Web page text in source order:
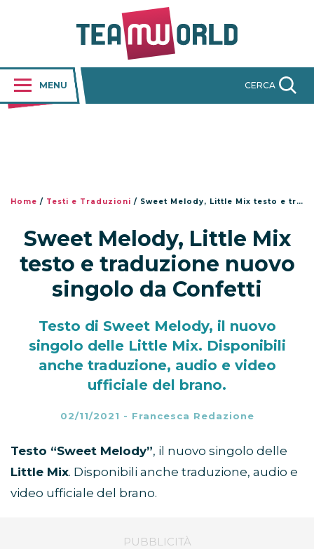
MENU CERCA
Home / Testi e Traduzioni / Sweet Melody, Little Mix testo e traduzione nuovo singolo da Confetti
Sweet Melody, Little Mix
testo e traduzione nuovo
singolo da Confetti
Testo di Sweet Melody, il nuovo
singolo delle Little Mix. Disponibili
anche traduzione, audio e video
ufficiale del brano.
02/11/2021 - Francesca Redazione
Testo “Sweet Melody”, il nuovo singolo delle
Little Mix. Disponibili anche traduzione, audio e
video ufficiale del brano.